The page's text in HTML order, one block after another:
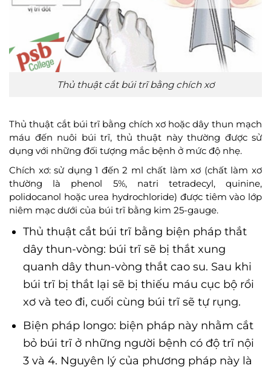
Thủ thuật cắt búi trĩ bằng chích xơ
Thủ thuật cắt búi trĩ bằng chích xơ hoặc dây thun mạch
máu đến nuôi búi trĩ, thủ thuật này thường được sử
dụng với những đối tượng mắc bệnh ở mức độ nhẹ.
Chích xơ: sử dụng 1 đến 2 ml chất làm xơ (chất làm xơ
thường là phenol 5%, natri tetradecyl, quinine,
polidocanol hoặc urea hydrochloride) được tiêm vào lớp
niêm mạc dưới của búi trĩ bằng kim 25-gauge.
Thủ thuật cắt búi trĩ bằng biện pháp thắt
dây thun-vòng: búi trĩ sẽ bị thắt xung
quanh dây thun-vòng thắt cao su. Sau khi
búi trĩ bị thắt lại sẽ bị thiếu máu cục bộ rồi
xơ và teo đi, cuối cùng búi trĩ sẽ tự rụng.
Biện pháp longo: biện pháp này nhằm cắt
bỏ búi trĩ ở những người bệnh có độ trĩ nội
3 và 4. Nguyên lý của phương pháp này là